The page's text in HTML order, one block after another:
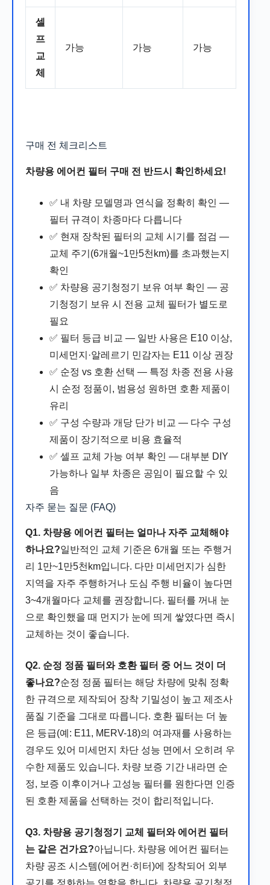
셀
프
교
체
가능 가능 가능
구매 전 체크리스트
차량용 에어컨 필터 구매 전 반드시 확인하세요!
✅ 내 차량 모델명과 연식을 정확히 확인 —
필터 규격이 차종마다 다릅니다
✅ 현재 장착된 필터의 교체 시기를 점검 —
교체 주기(6개월~1만5천km)를 초과했는지
확인
✅ 차량용 공기청정기 보유 여부 확인 — 공
기청정기 보유 시 전용 교체 필터가 별도로
필요
✅ 필터 등급 비교 — 일반 사용은 E10 이상,
미세먼지·알레르기 민감자는 E11 이상 권장
✅ 순정 vs 호환 선택 — 특정 차종 전용 사용
시 순정 정품이, 범용성 원하면 호환 제품이
유리
✅ 구성 수량과 개당 단가 비교 — 다수 구성
제품이 장기적으로 비용 효율적
✅ 셀프 교체 가능 여부 확인 — 대부분 DIY
가능하나 일부 차종은 공임이 필요할 수 있
음
자주 묻는 질문 (FAQ)
Q1. 차량용 에어컨 필터는 얼마나 자주 교체해야
하나요?일반적인 교체 기준은 6개월 또는 주행거
리 1만~1만5천km입니다. 다만 미세먼지가 심한
지역을 자주 주행하거나 도심 주행 비율이 높다면
3~4개월마다 교체를 권장합니다. 필터를 꺼내 눈
으로 확인했을 때 먼지가 눈에 띄게 쌓였다면 즉시
교체하는 것이 좋습니다.
Q2. 순정 정품 필터와 호환 필터 중 어느 것이 더
좋나요?순정 정품 필터는 해당 차량에 맞춰 정확
한 규격으로 제작되어 장착 기밀성이 높고 제조사
품질 기준을 그대로 따릅니다. 호환 필터는 더 높
은 등급(예: E11, MERV-18)의 여과재를 사용하는
경우도 있어 미세먼지 차단 성능 면에서 오히려 우
수한 제품도 있습니다. 차량 보증 기간 내라면 순
정, 보증 이후이거나 고성능 필터를 원한다면 인증
된 호환 제품을 선택하는 것이 합리적입니다.
Q3. 차량용 공기청정기 교체 필터와 에어컨 필터
는 같은 건가요?아닙니다. 차량용 에어컨 필터는
차량 공조 시스템(에어컨·히터)에 장착되어 외부